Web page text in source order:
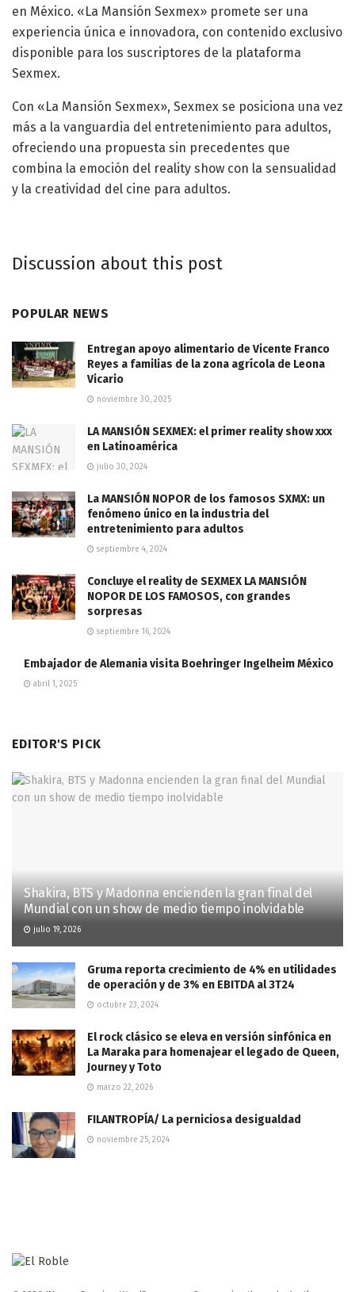
en México. «La Mansión Sexmex» promete ser una
experiencia única e innovadora, con contenido exclusivo
disponible para los suscriptores de la plataforma
Sexmex.
Con «La Mansión Sexmex», Sexmex se posiciona una vez
más a la vanguardia del entretenimiento para adultos,
ofreciendo una propuesta sin precedentes que
combina la emoción del reality show con la sensualidad
y la creatividad del cine para adultos.
Discussion about this post
POPULAR NEWS
Entregan apoyo alimentario de Vicente Franco
Reyes a familias de la zona agrícola de Leona
Vicario
noviembre 30, 2025
LA MANSIÓN SEXMEX: el primer reality show xxx
en Latinoamérica
julio 30, 2024
La MANSIÓN NOPOR de los famosos SXMX: un
fenómeno único en la industria del
entretenimiento para adultos
septiembre 4, 2024
Concluye el reality de SEXMEX LA MANSIÓN
NOPOR DE LOS FAMOSOS, con grandes
sorpresas
septiembre 16, 2024
Embajador de Alemania visita Boehringer Ingelheim México
abril 1, 2025
EDITOR'S PICK
Shakira, BTS y Madonna encienden la gran final del
Mundial con un show de medio tiempo inolvidable
julio 19, 2026
Gruma reporta crecimiento de 4% en utilidades
de operación y de 3% en EBITDA al 3T24
octubre 23, 2024
El rock clásico se eleva en versión sinfónica en
La Maraka para homenajear el legado de Queen,
Journey y Toto
marzo 22, 2026
FILANTROPÍA/ La perniciosa desigualdad
noviembre 25, 2024